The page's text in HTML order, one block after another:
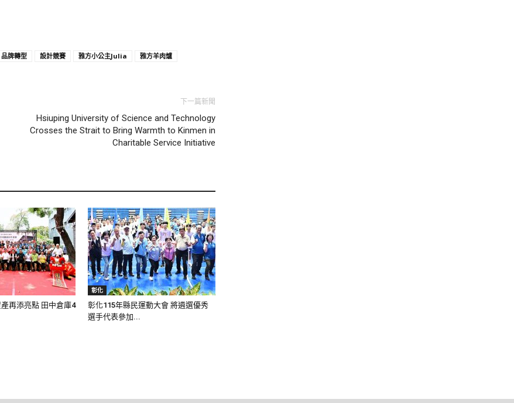
品牌轉型 設計競賽 雅方小公主Julia
雅方羊肉爐
下一篇新聞
Hsiuping University of Science and Technology
Crosses the Strait to Bring Warmth to Kinmen in
Charitable Service Initiative
再添亮點 田中倉庫4
彰化
彰化115年縣民運動大會 將遴選優秀
選手代表參加...